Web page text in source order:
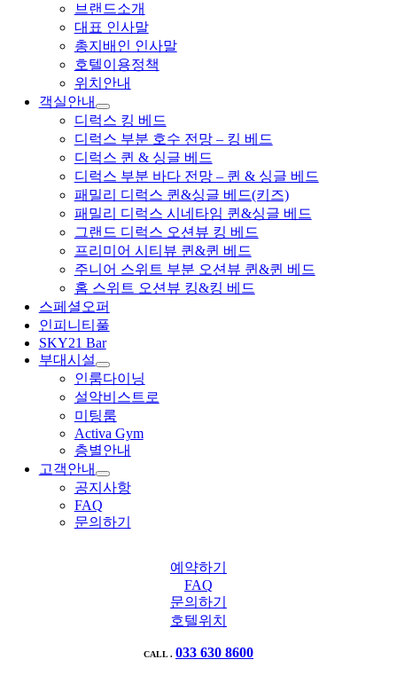
브랜드소개
대표 인사말
총지배인 인사말
호텔이용정책
위치안내
객실안내
디럭스 킹 베드
디럭스 부분 호수 전망 – 킹 베드
디럭스 퀸 & 싱글 베드
디럭스 부분 바다 전망 – 퀸 & 싱글 베드
패밀리 디럭스 퀸&싱글 베드(키즈)
패밀리 디럭스 시네타임 퀸&싱글 베드
그랜드 디럭스 오션뷰 킹 베드
프리미어 시티뷰 퀸&퀸 베드
주니어 스위트 부분 오션뷰 퀸&퀸 베드
홈 스위트 오션뷰 킹&킹 베드
스페셜오퍼
인피니티풀
SKY21 Bar
부대시설
인룸다이닝
설악비스트로
미팅룸
Activa Gym
층별안내
고객안내
공지사항
FAQ
문의하기
예약하기
FAQ
문의하기
호텔위치
CALL . 033 630 8600